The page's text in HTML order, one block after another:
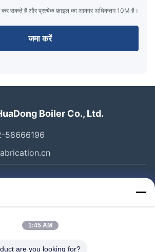
सकते हैं और प्रत्येक फ़ाइल का आकार अधिकतम 10M है।
जमा करें
Boiler Co., Ltd.
58666196
1:45 AM
are you looking for?